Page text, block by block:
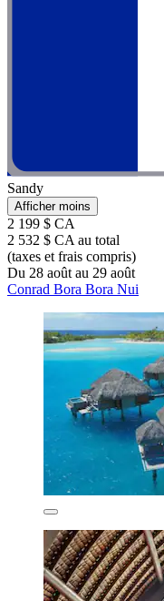
Sandy
Afficher moins
2 199 $ CA
2 532 $ CA au total
(taxes et frais compris)
Du 28 août au 29 août
Conrad Bora Bora Nui